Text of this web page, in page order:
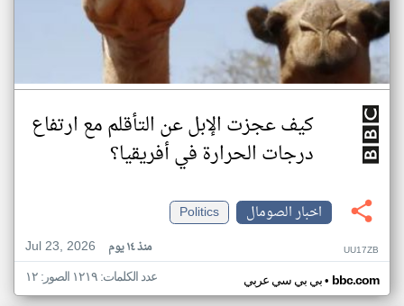
كيف عجزت الإبل عن التأقلم مع ارتفاع
درجات الحرارة في أفريقيا؟
اخبار الصومال
Politics
Jul 23, 2026
منذ ١٤ يوم UU17ZB
بي بي سي عربي• bbc.com عدد الكلمات: ١٢١٩ الصور: ١٢